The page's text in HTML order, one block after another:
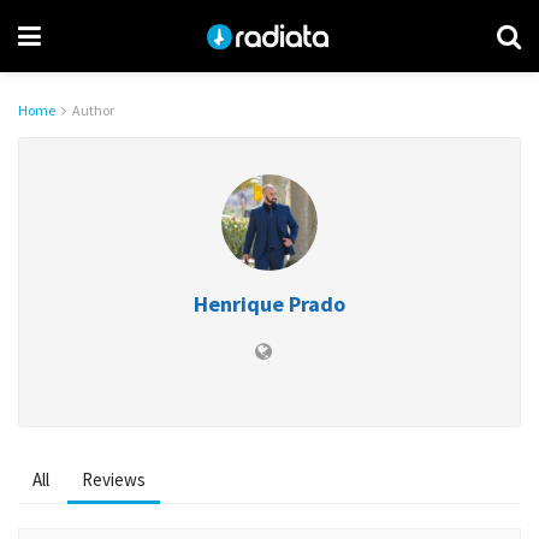
Home Author
Henrique Prado
All Reviews